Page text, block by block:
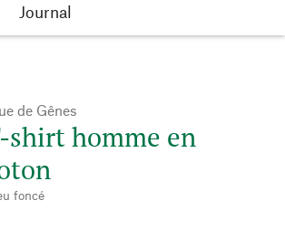
Journal
de Gênes
shirt homme en
foncé